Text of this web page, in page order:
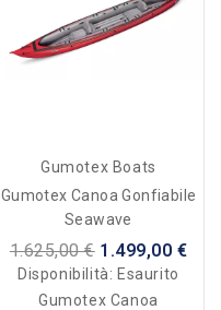
Gumotex Boats
Gumotex Canoa Gonfiabile
Seawave
1.625,00 € 1.499,00 €
Disponibilità: Esaurito
Gumotex Canoa